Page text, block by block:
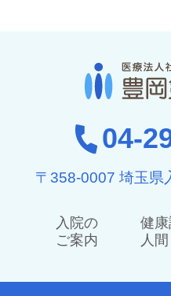
04-
〒358-0007 埼玉県
入院の
ご案内
健
人